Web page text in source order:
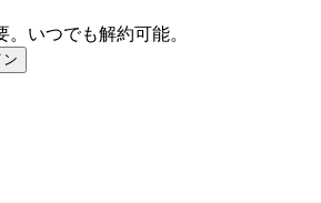
いつでも解約可能。
ン